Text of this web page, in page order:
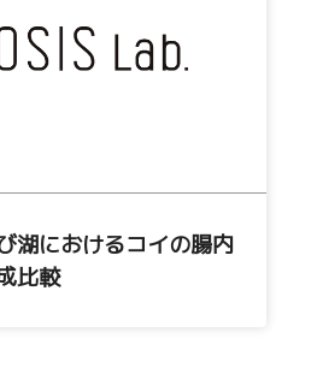
湖におけるコイの腸内
比較